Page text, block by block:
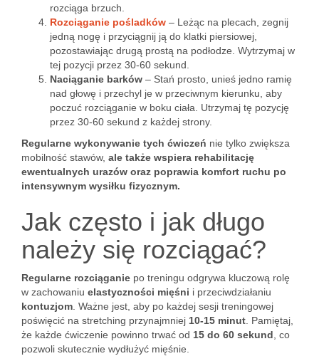
rozciąga brzuch.
Rozciąganie pośladków – Leżąc na plecach, zegnij
jedną nogę i przyciągnij ją do klatki piersiowej,
pozostawiając drugą prostą na podłodze. Wytrzymaj w
tej pozycji przez 30-60 sekund.
Naciąganie barków – Stań prosto, unieś jedno ramię
nad głowę i przechyl je w przeciwnym kierunku, aby
poczuć rozciąganie w boku ciała. Utrzymaj tę pozycję
przez 30-60 sekund z każdej strony.
Regularne wykonywanie tych ćwiczeń nie tylko zwiększa
mobilność stawów, ale także wspiera rehabilitację
ewentualnych urazów oraz poprawia komfort ruchu po
intensywnym wysiłku fizycznym.
Jak często i jak długo
należy się rozciągać?
Regularne rozciąganie po treningu odgrywa kluczową rolę
w zachowaniu elastyczności mięśni i przeciwdziałaniu
kontuzjom . Ważne jest, aby po każdej sesji treningowej
poświęcić na stretching przynajmniej 10-15 minut . Pamiętaj,
że każde ćwiczenie powinno trwać od 15 do 60 sekund , co
pozwoli skutecznie wydłużyć mięśnie.